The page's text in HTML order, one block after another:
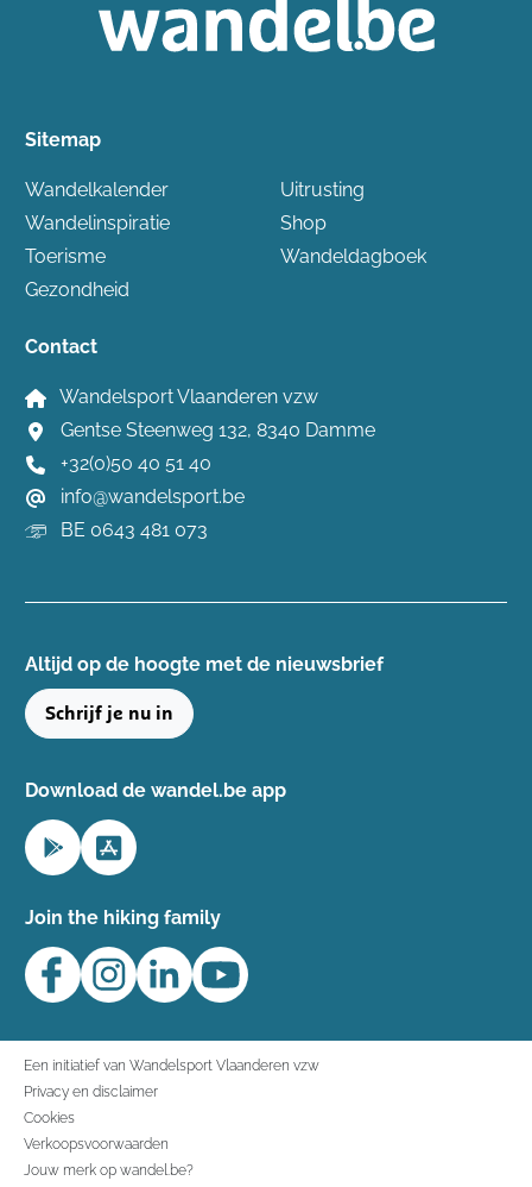
Sitemap
Wandelkalender
Wandelinspiratie
Toerisme
Gezondheid
Uitrusting
Shop
Wandeldagboek
Contact
Wandelsport Vlaanderen vzw
Gentse Steenweg 132, 8340 Damme
+32(0)50 40 51 40
info@wandelsport.be
BE 0643 481 073
Altijd op de hoogte ​met de nieuwsbrief
Schrijf je nu in
Download de wandel.be app
Join the hiking family
Een initiatief van Wandelsport Vlaanderen vzw
Privacy en disclaimer
Cookies
Verkoopsvoorwaarden
Jouw merk op wandel.be?